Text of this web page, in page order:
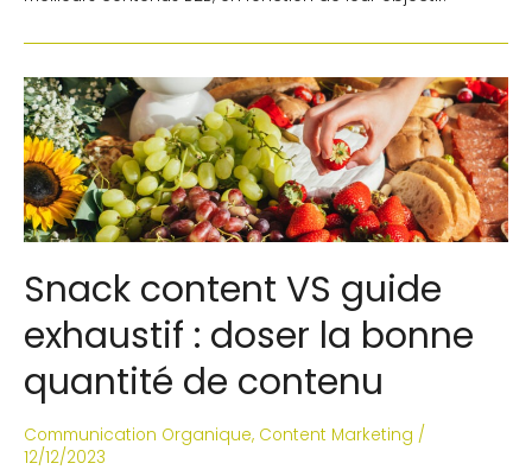
Snack content VS guide
exhaustif : doser la bonne
quantité de contenu
Communication Organique, Content Marketing /
12/12/2023